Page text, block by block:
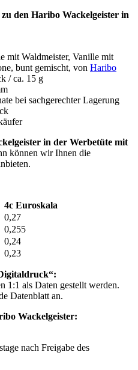
den Haribo Wackelgeister in
mit Waldmeister, Vanille mit
bunt gemischt, von Haribo
/ ca. 15 g
bei sachgerechter Lagerung
in der Werbetüte mit
können wir Ihnen die
4c Euroskala
0,27
0,255
0,24
0,23
1:1 als Daten gestellt werden.
Datenblatt an.
Wackelgeister:
nach Freigabe des